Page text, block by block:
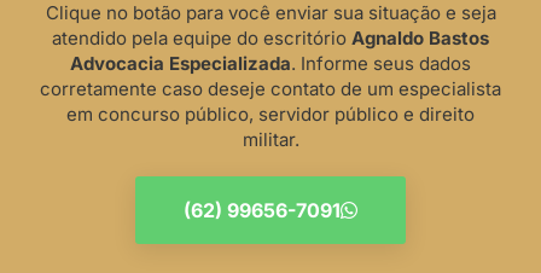
Clique no botão para você enviar sua situação e seja
atendido pela equipe do escritório Agnaldo Bastos
Advocacia Especializada. Informe seus dados
corretamente caso deseje contato de um especialista
em concurso público, servidor público e direito
militar.
(62) 99656-7091